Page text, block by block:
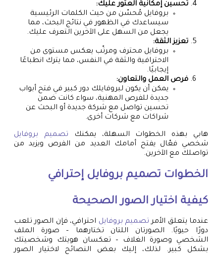
تحسين إمكانية العثور عليك:
بروفايل مُحسّن من حيث الكلمات الرئيسية
سيساعدك في الظهور في نتائج البحث، مما
يجعل من السهل على الآخرين التعرف عليك.
تعزيز الثقة:
بروفايل محترف ومرتّب يعكس مستوى من
الاحترافية والثقة في النفس، مما يترك انطباعًا
إيجابيًا.
فرص العمل والتعاون:
يمكن أن يكون لبروفايلك دور كبير في فتح أبواب
جديدة للفرص المهنية، سواء كانت ضمن
تحسين تواصل مع شركة جديدة أو البحث عن
شراكات مع شركات أخرى.
هابي بهذه الخطوات السهلة، يمكنك تصميم بروفايل
شخصي فعّال يفتح أمامك العديد من الفرص ويزيد من
تواصلك مع الآخرين.
الخطوات تصميم بروفايل إحترافي
كيفية اختيار الصور الصحيحة
عندما يتعلق الأمر تصميم بروفايل احترافي، فإن الصور تلعب
دورًا حيويًا. الصورتان اللتان تختارهما – صورة الملف
الشخصي وصورة الغلاف – تعكسان هويتك وشخصيتك
بشكل كبير. لذلك، إليك بعض النصائح لاختيار الصور